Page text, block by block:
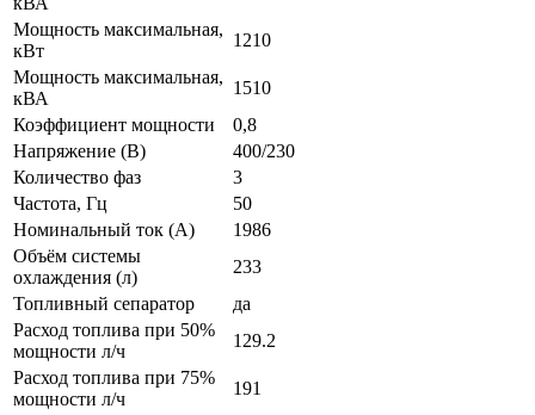
Мощность максимальная,
кВт
1210
Мощность максимальная,
кВА
1510
Коэффициент мощности
0,8
Напряжение (В)
400/230
Количество фаз
3
Частота, Гц
50
Номинальный ток (А)
1986
Объём системы
охлаждения (л)
233
Топливный сепаратор
да
Расход топлива при 50%
мощности л/ч
129.2
Расход топлива при 75%
мощности л/ч
191